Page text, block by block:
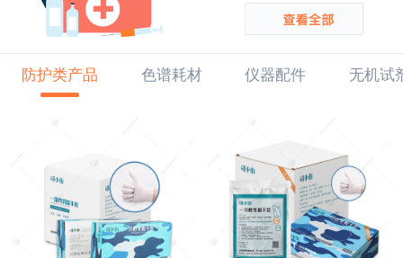
防护类产品 色谱耗材 仪器配件 无机试